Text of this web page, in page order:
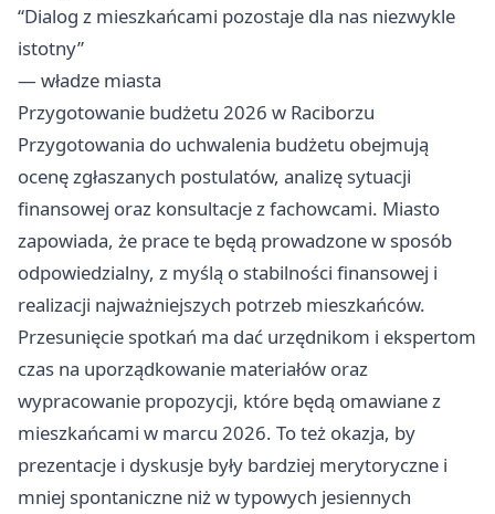
“Dialog z mieszkańcami pozostaje dla nas niezwykle
istotny”
— władze miasta
Przygotowanie budżetu 2026 w Raciborzu
Przygotowania do uchwalenia budżetu obejmują
ocenę zgłaszanych postulatów, analizę sytuacji
finansowej oraz konsultacje z fachowcami. Miasto
zapowiada, że prace te będą prowadzone w sposób
odpowiedzialny, z myślą o stabilności finansowej i
realizacji najważniejszych potrzeb mieszkańców.
Przesunięcie spotkań ma dać urzędnikom i ekspertom
czas na uporządkowanie materiałów oraz
wypracowanie propozycji, które będą omawiane z
mieszkańcami w marcu 2026. To też okazja, by
prezentacje i dyskusje były bardziej merytoryczne i
mniej spontaniczne niż w typowych jesiennych